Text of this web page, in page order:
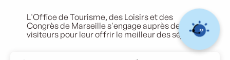
L'Office de Tourisme, des Loisirs et des
Congrès de Marseille s'engage auprès de ses
visiteurs pour leur offrir le meilleur des séjours.